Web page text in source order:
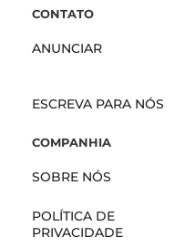
CONTATO
ANUNCIAR
ESCREVA PARA NÓS
COMPANHIA
SOBRE NÓS
POLÍTICA DE
PRIVACIDADE